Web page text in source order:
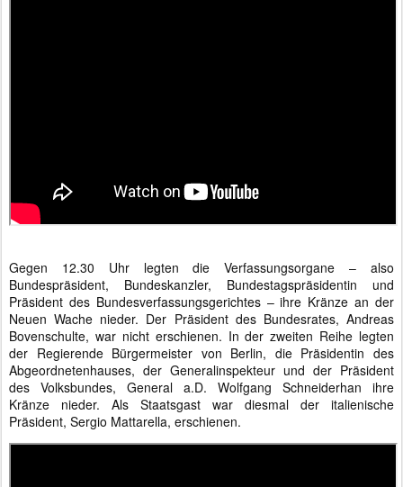
Gegen 12.30 Uhr legten die Verfassungsorgane – also
Bundespräsident, Bundeskanzler, Bundestagspräsidentin und
Präsident des Bundesverfassungsgerichtes – ihre Kränze an der
Neuen Wache nieder. Der Präsident des Bundesrates, Andreas
Bovenschulte, war nicht erschienen. In der zweiten Reihe legten
der Regierende Bürgermeister von Berlin, die Präsidentin des
Abgeordnetenhauses, der Generalinspekteur und der Präsident
des Volksbundes, General a.D. Wolfgang Schneiderhan ihre
Kränze nieder. Als Staatsgast war diesmal der italienische
Präsident, Sergio Mattarella, erschienen.